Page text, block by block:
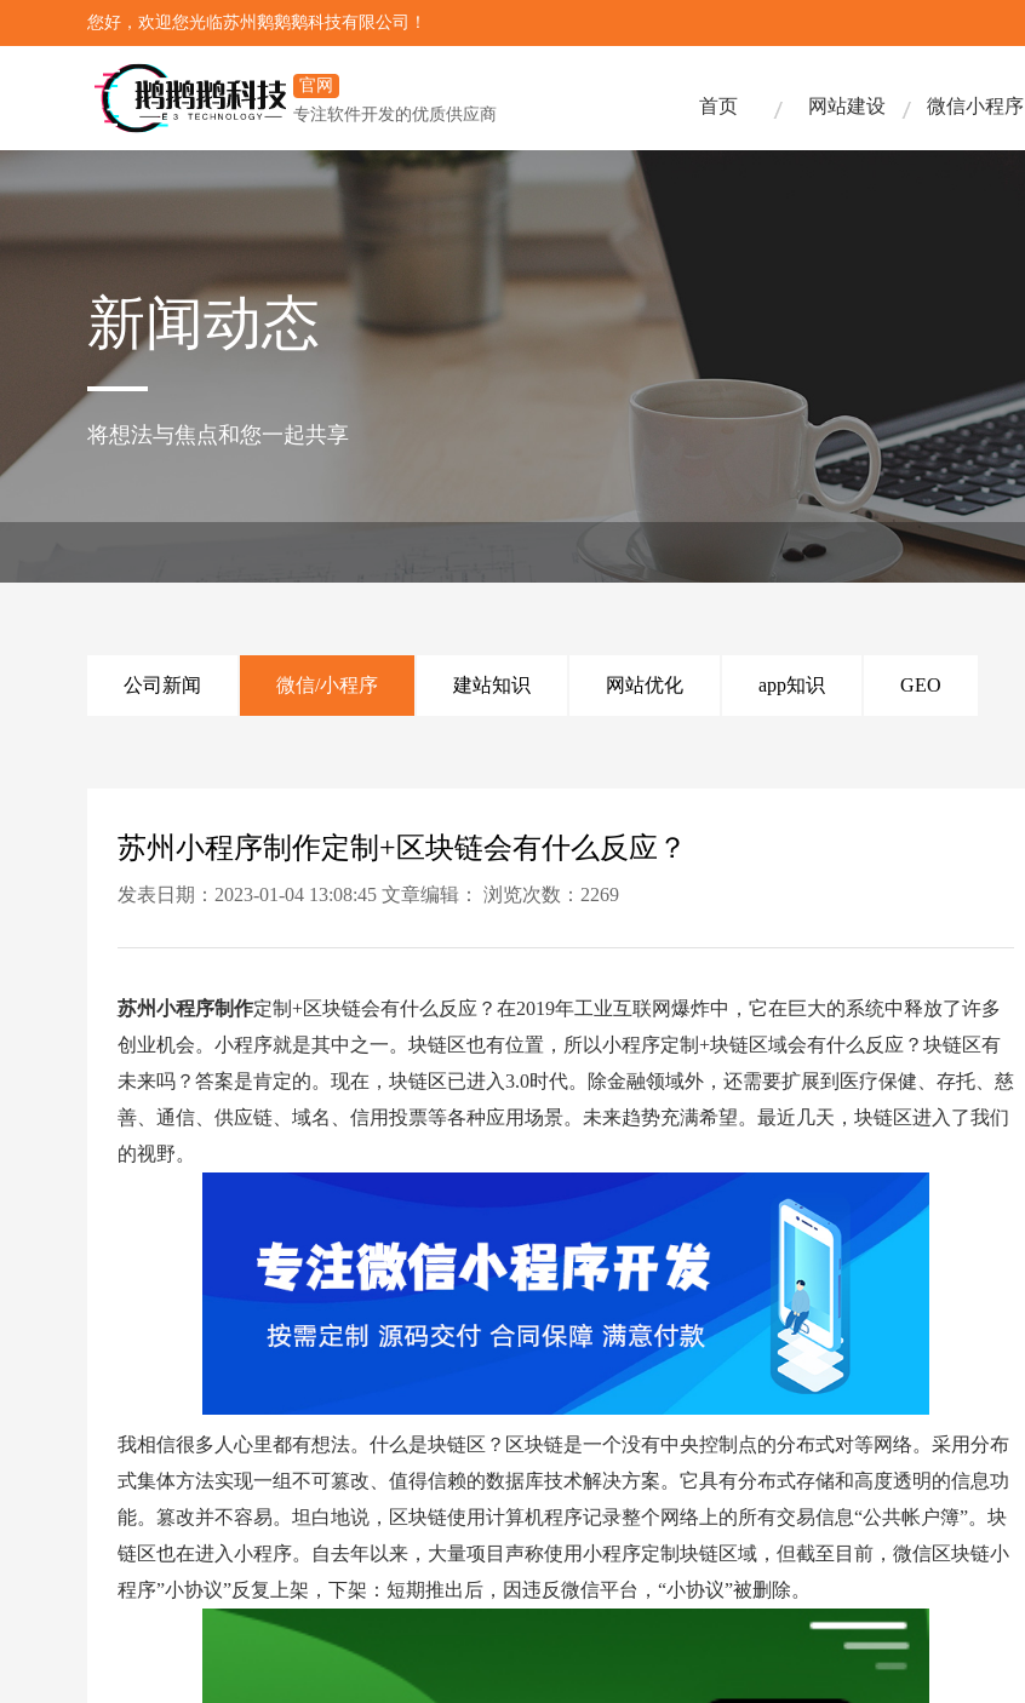
您好，欢迎您光临苏州鹅鹅鹅科技有限公司！
官网
专注软件开发的优质供应商
首页 网站建设 微信小程序
新闻动态
将想法与焦点和您一起共享
公司新闻 微信/小程序 建站知识 网站优化 app知识 GEO
苏州小程序制作定制+区块链会有什么反应？
发表日期：2023-01-04 13:08:45 文章编辑： 浏览次数：2269
苏州小程序制作定制+区块链会有什么反应？在2019年工业互联网爆炸中，它在巨大的系统中释放了许多
创业机会。小程序就是其中之一。块链区也有位置，所以小程序定制+块链区域会有什么反应？块链区有
未来吗？答案是肯定的。现在，块链区已进入3.0时代。除金融领域外，还需要扩展到医疗保健、存托、慈
善、通信、供应链、域名、信用投票等各种应用场景。未来趋势充满希望。最近几天，块链区进入了我们
的视野。
我相信很多人心里都有想法。什么是块链区？区块链是一个没有中央控制点的分布式对等网络。采用分布
式集体方法实现一组不可篡改、值得信赖的数据库技术解决方案。它具有分布式存储和高度透明的信息功
能。篡改并不容易。坦白地说，区块链使用计算机程序记录整个网络上的所有交易信息“公共帐户簿”。块
链区也在进入小程序。自去年以来，大量项目声称使用小程序定制块链区域，但截至目前，微信区块链小
程序”小协议”反复上架，下架：短期推出后，因违反微信平台，“小协议”被删除。